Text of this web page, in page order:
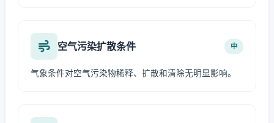
空气污染扩散条件 中
气象条件对空气污染物稀释、扩散和清除无明显影响。